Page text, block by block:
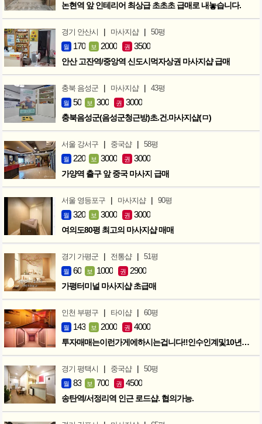
논현역 앞 인테리어 최상급 초초초 급매로 내놓습니다.
경기 안산시 | 마사지샵 | 50평
월 170 보 2000 권 3500
안산 고잔역/중앙역 신도시먹자상권 마사지샵 급매
충북 음성군 | 마사지샵 | 43평
월 50 보 300 권 3000
충북음성군(음성군청근방)초.건.마사지샵(ㅁ)
서울 강서구 | 중국샵 | 58평
월 220 보 3000 권 3000
가양역 출구 앞 중국 마사지 급매
서울 영등포구 | 마사지샵 | 90평
월 320 보 3000 권 3000
여의도80평 최고의 마사지샵 매매
경기 가평군 | 전통샵 | 51평
월 60 보 1000 권 2900
가평터미널 마사지샵 초급매
인천 부평구 | 타이샵 | 60평
월 143 보 2000 권 4000
투자매매는이런가게에하시는겁니다!!인수인계및10년노하우 모두승계
경기 평택시 | 중국샵 | 50평
월 83 보 700 권 4500
송탄역/서정리역 인근 로드샵. 협의가능.